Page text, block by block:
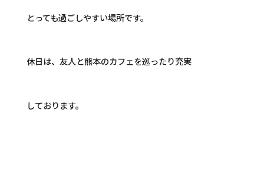
とっても過ごしやすい場所です。
休日は、友人と熊本のカフェを巡ったり充実
しております。